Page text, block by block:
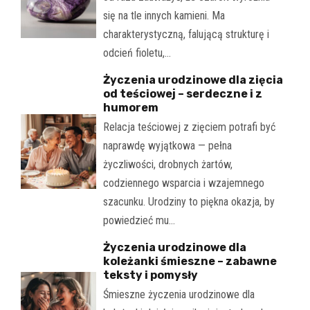
się na tle innych kamieni. Ma
charakterystyczną, falującą strukturę i
odcień fioletu,…
Życzenia urodzinowe dla zięcia
od teściowej – serdeczne i z
humorem
Relacja teściowej z zięciem potrafi być
naprawdę wyjątkowa — pełna
życzliwości, drobnych żartów,
codziennego wsparcia i wzajemnego
szacunku. Urodziny to piękna okazja, by
powiedzieć mu…
Życzenia urodzinowe dla
koleżanki śmieszne – zabawne
teksty i pomysły
Śmieszne życzenia urodzinowe dla